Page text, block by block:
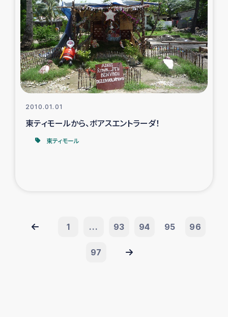
2010.01.01
東ティモールから、ボアスエントラーダ！
東ティモール
1 ... 93 94 95 96
97